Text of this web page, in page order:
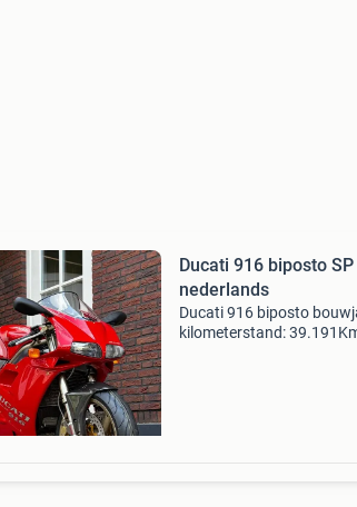
Ducati 916 biposto
nederlands
Ducati 916 biposto
kilometerstand: